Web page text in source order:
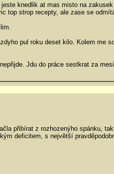
knedlik at mas misto na
top strop recepty, ale zase se
pul roku deset kilo. Kolem me
Jdu do práce sestkrat za
přibírat z rozhozenýho spánku,
deficitem, s největší